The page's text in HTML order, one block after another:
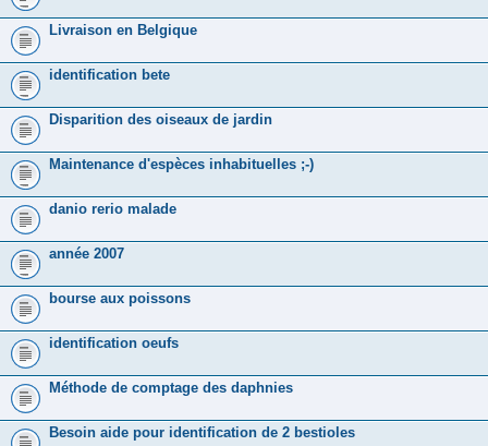
Livraison en Belgique
identification bete
Disparition des oiseaux de jardin
Maintenance d'espèces inhabituelles ;-)
danio rerio malade
année 2007
bourse aux poissons
identification oeufs
Méthode de comptage des daphnies
Besoin aide pour identification de 2 bestioles